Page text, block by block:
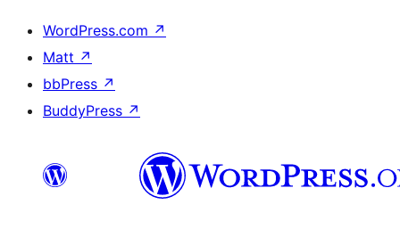
WordPress.com ↗
Matt ↗
bbPress ↗
BuddyPress ↗